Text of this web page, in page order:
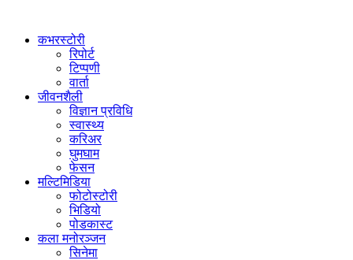
कभरस्टोरी
रिपोर्ट
टिप्पणी
वार्ता
जीवनशैली
विज्ञान प्रविधि
स्वास्थ्य
करिअर
घुमघाम
फेसन
मल्टिमिडिया
फोटोस्टोरी
भिडियो
पोडकास्ट
कला मनोरञ्जन
सिनेमा